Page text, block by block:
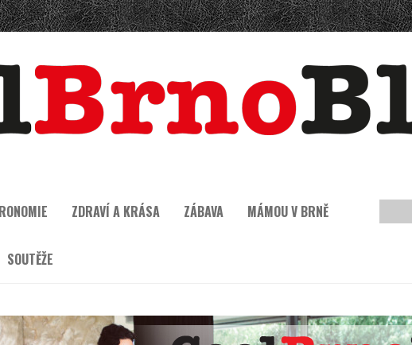
ZDRAVÍ A KRÁSA ZÁBAVA MÁMOU V BRNĚ
SOUTĚŽE